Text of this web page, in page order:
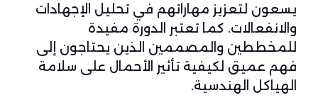
يسعون لتعزيز مهاراتهم في تحليل الإجهادات
والانفعالات. كما تعتبر الدورة مفيدة
للمخططين والمصممين الذين يحتاجون إلى
فهم عميق لكيفية تأثير الأحمال على سلامة
الهياكل الهندسية.